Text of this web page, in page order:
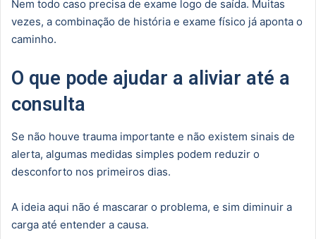
Nem todo caso precisa de exame logo de saída. Muitas
vezes, a combinação de história e exame físico já aponta o
caminho.
O que pode ajudar a aliviar até a
consulta
Se não houve trauma importante e não existem sinais de
alerta, algumas medidas simples podem reduzir o
desconforto nos primeiros dias.
A ideia aqui não é mascarar o problema, e sim diminuir a
carga até entender a causa.